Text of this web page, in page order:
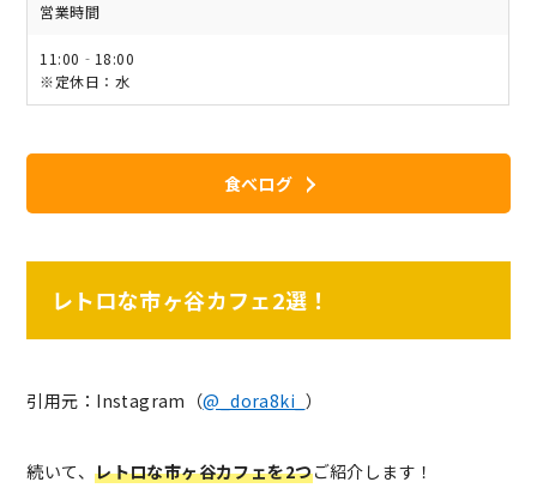
営業時間
11:00‐18:00
※定休日：水
食べログ
レトロな市ヶ谷カフェ2選！
引用元：Instagram（@_dora8ki_ ）
続いて、レトロな市ヶ谷カフェを2つご紹介します！